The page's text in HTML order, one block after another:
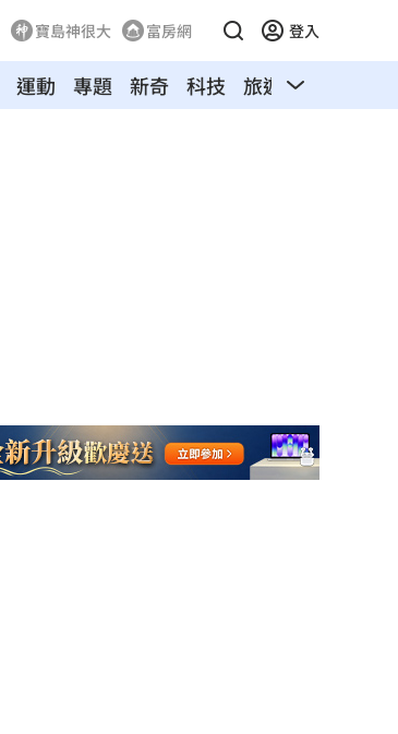
寶島神很大 富房網 登入
運動 專題 新奇 科技 旅遊 汽車